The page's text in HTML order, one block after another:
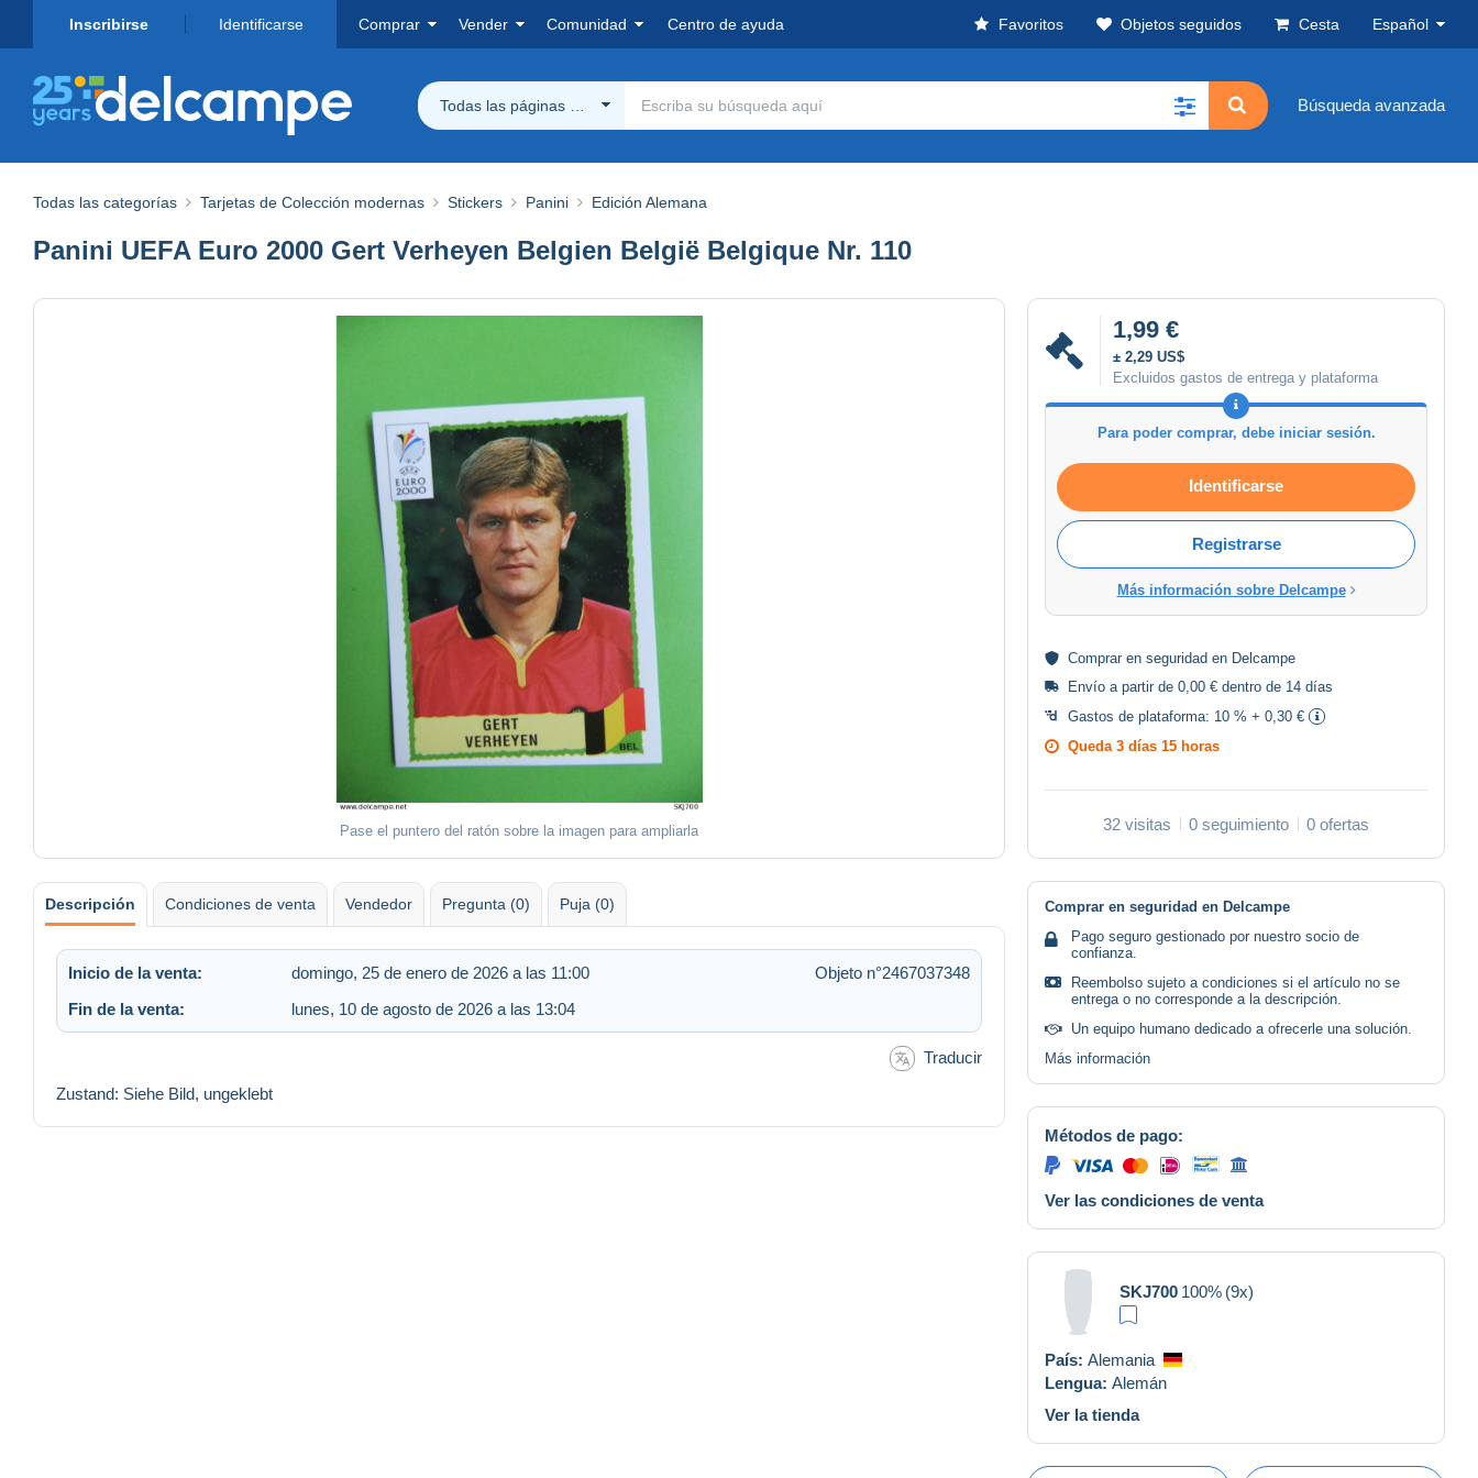
Inscribirse Identificarse Comprar Vender Comunidad Centro de ayuda Favoritos Objetos seguidos Cesta Español
Todas las páginas Delcampe Búsqueda avanzada
Todas las categorías Tarjetas de Colección modernas Stickers Panini Edición Alemana
Panini UEFA Euro 2000 Gert Verheyen Belgien België Belgique Nr. 110
Pase el puntero del ratón sobre la imagen para ampliarla
1,99 €
± 2,29 US$
Excluidos gastos de entrega y plataforma
Para poder comprar, debe iniciar sesión.
Identificarse
Registrarse
Más información sobre Delcampe
Comprar en seguridad en Delcampe
Envío a partir de 0,00 € dentro de 14 días
Gastos de plataforma: 10 % + 0,30 €
Queda 3 días 15 horas
32 visitas 0 seguimiento 0 ofertas
Descripción Condiciones de venta Vendedor Pregunta (0) Puja (0)
Inicio de la venta: domingo, 25 de enero de 2026 a las 11:00
Objeto n°2467037348
Fin de la venta:
lunes, 10 de agosto de 2026 a las 13:04
Traducir
Zustand: Siehe Bild, ungeklebt
Comprar en seguridad en Delcampe
Pago seguro gestionado por nuestro socio de
confianza.
Reembolso sujeto a condiciones si el artículo no se
entrega o no corresponde a la descripción.
Un equipo humano dedicado a ofrecerle una solución.
Más información
Métodos de pago:
Ver las condiciones de venta
SKJ700 100% (9x)
País: Alemania
Lengua: Alemán
Ver la tienda